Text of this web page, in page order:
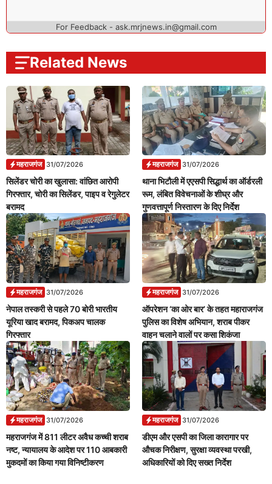
For Feedback - ask.mrjnews.in@gmail.com
Related News
महराजगंज 31/07/2026
सिलेंडर चोरी का खुलासा: वांछित आरोपी
गिरफ्तार, चोरी का सिलेंडर, पाइप व रेगुलेटर
बरामद
महराजगंज 31/07/2026
थाना भिटौली में एएसपी सिद्धार्थ का ऑर्डरली
रूम, लंबित विवेचनाओं के शीघ्र और
गुणवत्तापूर्ण निस्तारण के दिए निर्देश
महराजगंज 31/07/2026
नेपाल तस्करी से पहले 70 बोरी भारतीय
यूरिया खाद बरामद, पिकअप चालक
गिरफ्तार
महराजगंज 31/07/2026
ऑपरेशन ‘का ओर बार’ के तहत महाराजगंज
पुलिस का विशेष अभियान, शराब पीकर
वाहन चलाने वालों पर कसा शिकंजा
महराजगंज 31/07/2026
महराजगंज में 811 लीटर अवैध कच्ची शराब
नष्ट, न्यायालय के आदेश पर 110 आबकारी
मुकदमों का किया गया विनिष्टीकरण
महराजगंज 31/07/2026
डीएम और एसपी का जिला कारागार पर
औचक निरीक्षण, सुरक्षा व्यवस्था परखी,
अधिकारियों को दिए सख्त निर्देश